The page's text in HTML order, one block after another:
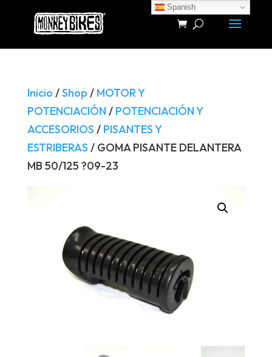
Búsqueda
productos
Inicio /Shop / MOTOR Y
POTENCIACIÓN / POTENCIACIÓN Y
ACCESORIOS / PISANTES Y
ESTRIBERAS / GOMA PISANTE DELANTERA
MB 50/125 ?09-23
Spanish